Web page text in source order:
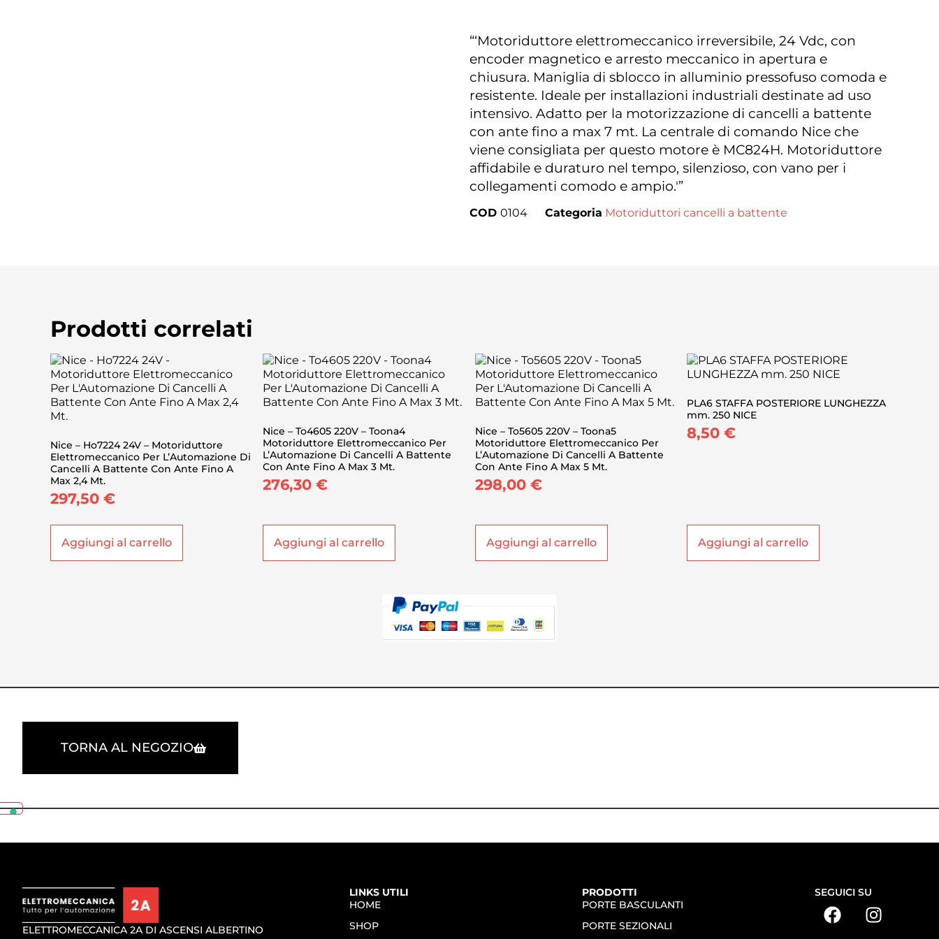
“‘Motoriduttore elettromeccanico irreversibile, 24 Vdc, con
encoder magnetico e arresto meccanico in apertura e
chiusura. Maniglia di sblocco in alluminio pressofuso comoda e
resistente. Ideale per installazioni industriali destinate ad uso
intensivo. Adatto per la motorizzazione di cancelli a battente
con ante fino a max 7 mt. La centrale di comando Nice che
viene consigliata per questo motore è MC824H. Motoriduttore
affidabile e duraturo nel tempo, silenzioso, con vano per i
collegamenti comodo e ampio.'”
COD 0104 Categoria Motoriduttori cancelli a battente
Prodotti correlati
Nice – Ho7224 24V – Motoriduttore
Elettromeccanico Per L’Automazione Di
Cancelli A Battente Con Ante Fino A
Max 2,4 Mt.
297,50 €
Aggiungi al carrello
Nice – To4605 220V – Toona4
Motoriduttore Elettromeccanico Per
L’Automazione Di Cancelli A Battente
Con Ante Fino A Max 3 Mt.
276,30 €
Aggiungi al carrello
Nice – To5605 220V – Toona5
Motoriduttore Elettromeccanico Per
L’Automazione Di Cancelli A Battente
Con Ante Fino A Max 5 Mt.
298,00 €
Aggiungi al carrello
PLA6 STAFFA POSTERIORE LUNGHEZZA
mm. 250 NICE
8,50€
Aggiungi al carrello
TORNA AL NEGOZIO
ELETTROMECCANICA 2A DI ASCENSI ALBERTINO
LINKS UTILI
HOME
SHOP
PRODOTTI
PORTE BASCULANTI
PORTE SEZIONALI
SEGUICI SU